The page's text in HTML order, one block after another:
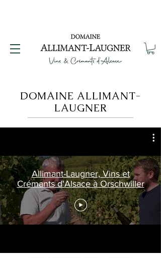
DOMAINE ALLIMANT-
LAUGNER
Allimant-Laugner, Vins et
Crémants d'Alsace à Orschwiller